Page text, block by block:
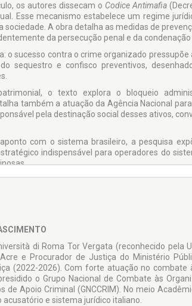
os autores dissecam o Codice Antimafia
Esse mecanismo estabelece um regime
sociedade. A obra detalha as medidas de
da persecução penal e da
o sucesso contra o crime organizado
sequestro e confisco preventivos,
o texto explora o bloqueio
também a atuação da Agência Nacional
pela destinação social desses ativos,
com o sistema brasileiro, a pesquisa
indispensável para operadores do
di Roma Tor Vergata (reconhecido pela
e Procurador de Justiça do Ministério
(2022-2026). Com forte atuação no
o Grupo Nacional de Combate às
de Apoio Criminal (GNCCRIM). No meio
e sistema jurídico italiano.